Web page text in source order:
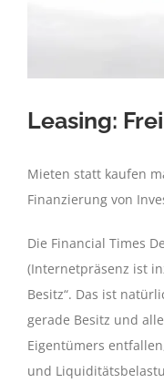
Leasing:
Mieten statt kaufen
Finanzierung von
Die Financial Times
(Internetpräsenz ist
Besitz“. Das ist
gerade Besitz und
Eigentümers
und